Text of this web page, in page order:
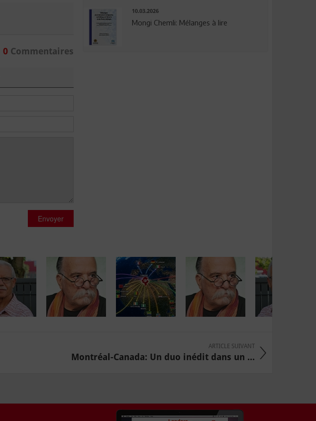
0Commentaires
Envoyer
10.03.2026
Mongi Chemli: Mélanges à lire
ARTICLE SUIVANT
Montréal-Canada: Un duo inédit dans un ...